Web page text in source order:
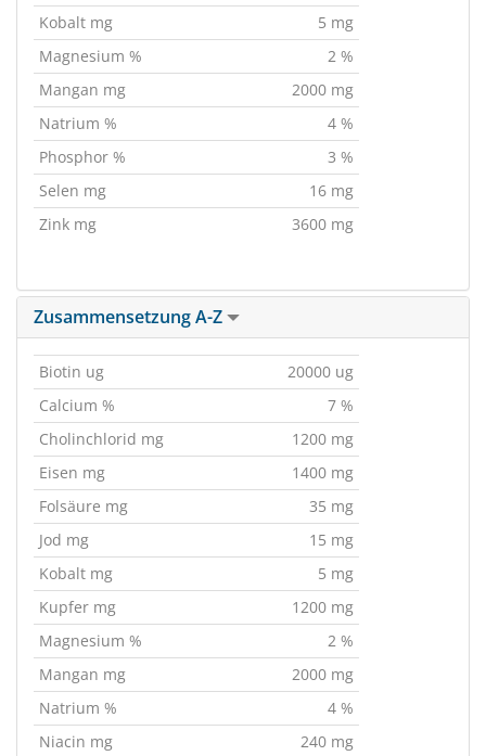
Kobalt mg
5 mg
Magnesium %
2 %
Mangan mg
2000 mg
Natrium %
4 %
Phosphor %
3 %
Selen mg
16 mg
Zink mg
3600 mg
Zusammensetzung A-Z
Biotin ug
20000 ug
Calcium %
7 %
Cholinchlorid mg
1200 mg
Eisen mg
1400 mg
Folsäure mg
35 mg
Jod mg
15 mg
Kobalt mg
5 mg
Kupfer mg
1200 mg
Magnesium %
2 %
Mangan mg
2000 mg
Natrium %
4 %
Niacin mg
240 mg